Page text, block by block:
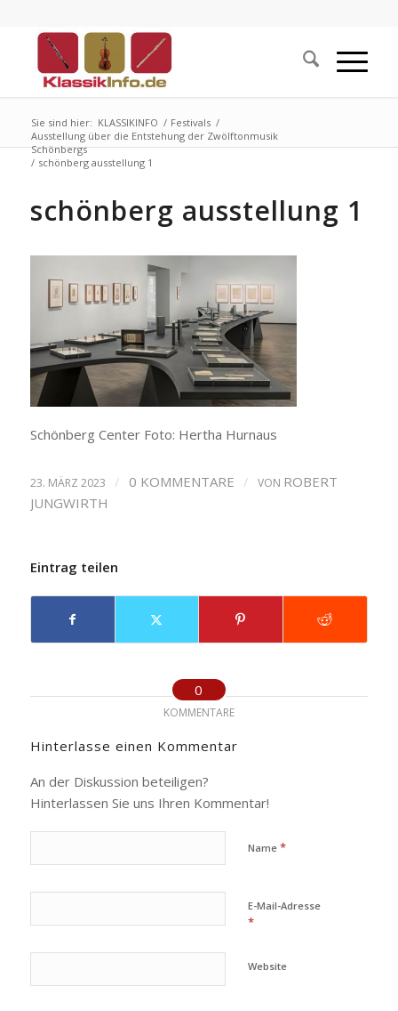
Sie sind hier: KLASSIKINFO / Festivals /
Ausstellung über die Entstehung der Zwölftonmusik
Schönbergs
/ schönberg ausstellung 1
schönberg ausstellung 1
Schönberg Center Foto: Hertha Hurnaus
23. MÄRZ 2023 / 0 KOMMENTARE / VON ROBERT
JUNGWIRTH
Eintrag teilen
0
KOMMENTARE
Hinterlasse einen Kommentar
An der Diskussion beteiligen?
Hinterlassen Sie uns Ihren Kommentar!
Name *
E-Mail-Adresse
*
Website